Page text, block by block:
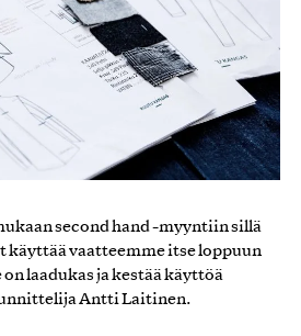
second hand -myyntiin sillä
käyttää vaatteemme itse loppuun
laadukas ja kestää käyttöä
Antti Laitinen.